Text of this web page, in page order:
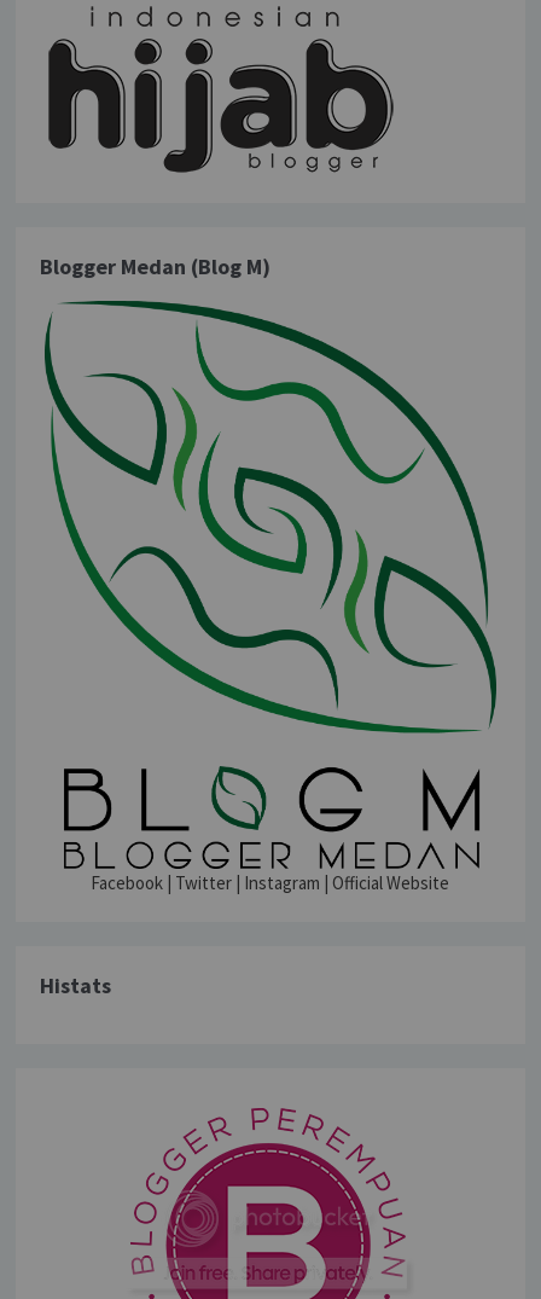
Blogger Medan (Blog M)
Facebook | Twitter | Instagram | Official Website
Histats